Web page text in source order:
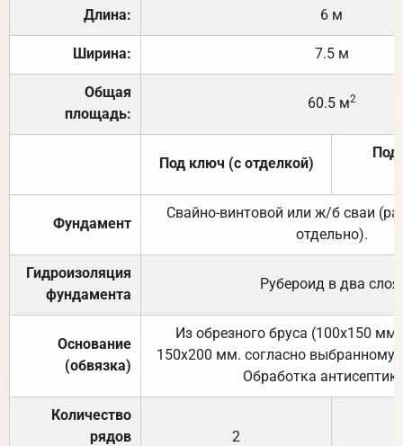
Длина: 6 м
Ширина: 7.5 м
Общая
площадь:
60.5 м2
Под ключ (с отделкой)
Под
Фундамент
Свайно-винтовой или ж/б сваи
отдельно).
Гидроизоляция
фундамента
Рубероид в два слоя.
Основание
(обвязка)
Из обрезного бруса (100х150
150х200 мм. согласно выбранному
Обработка
Количество
рядов
2